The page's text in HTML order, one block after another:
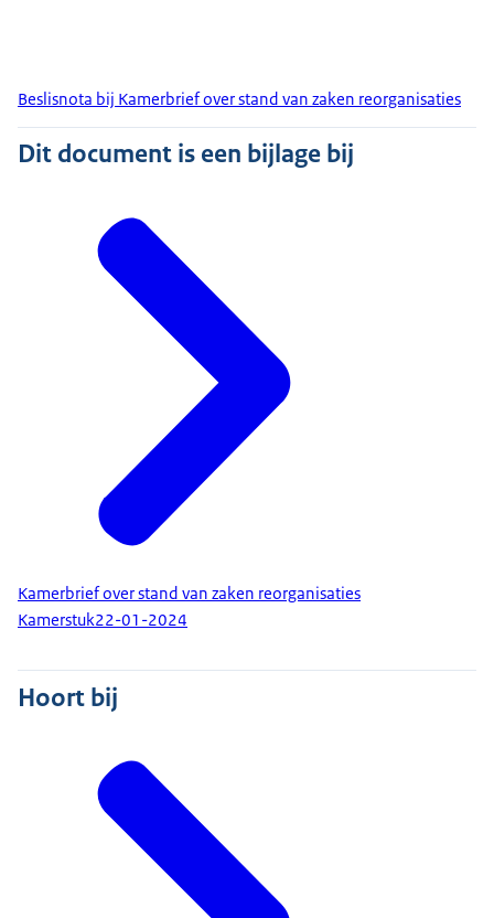
Beslisnota bij Kamerbrief over stand van zaken reorganisaties
Dit document is een bijlage bij
Kamerbrief over stand van zaken reorganisaties
Kamerstuk22-01-2024
Hoort bij